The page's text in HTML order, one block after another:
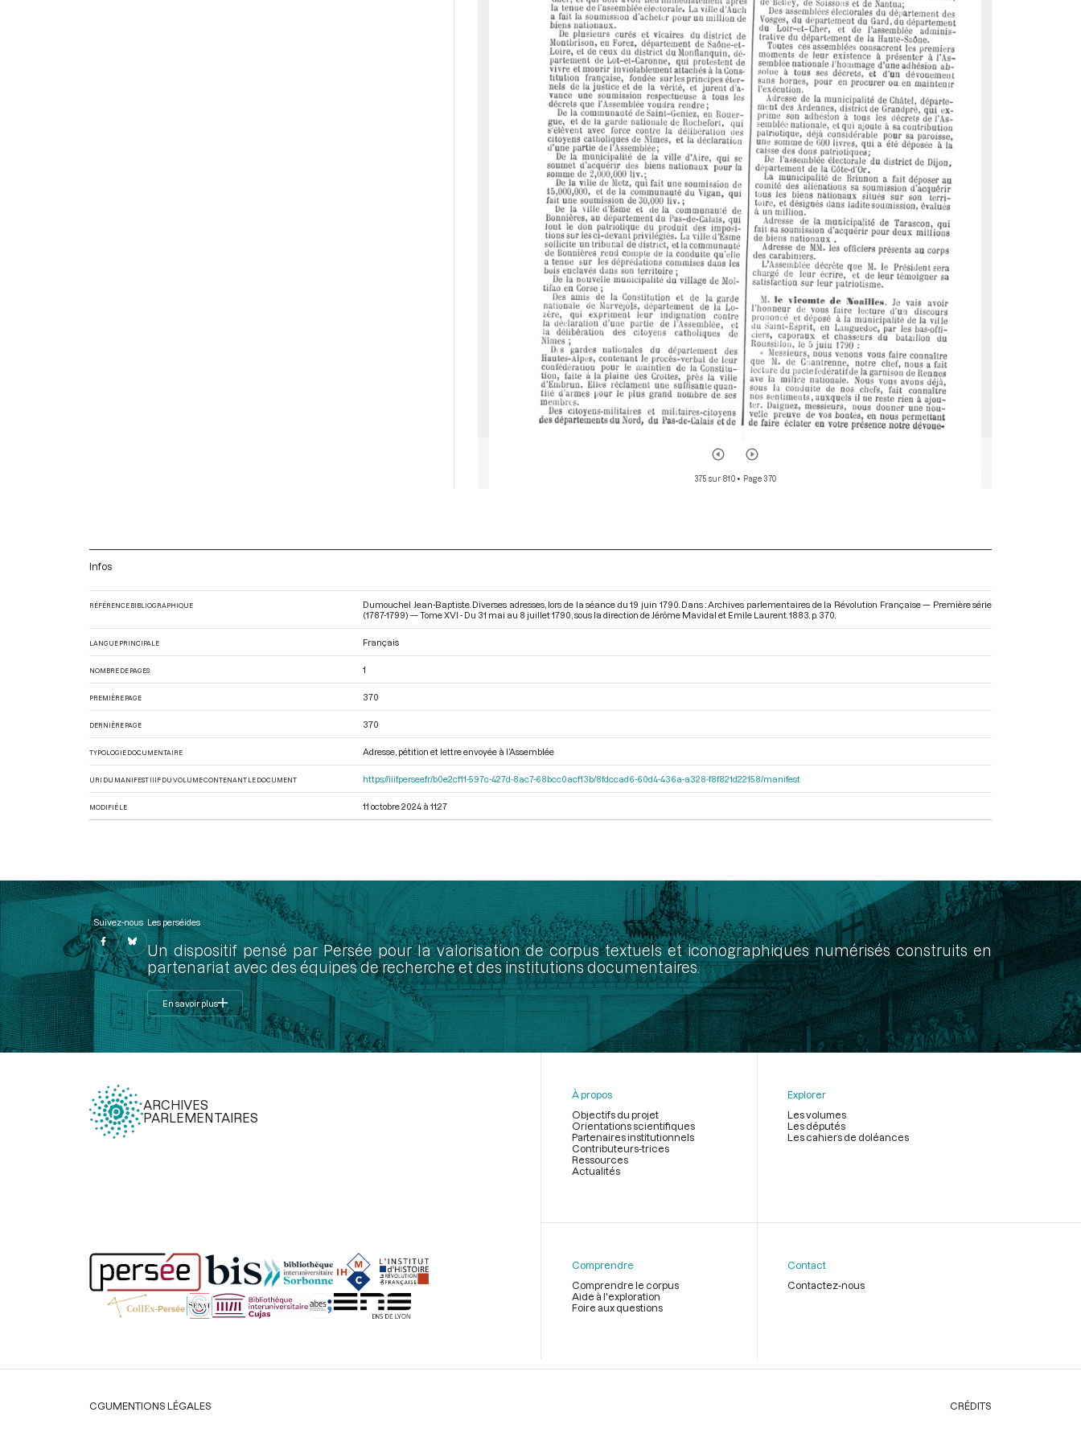
375 sur 810• Page 370
Infos
RÉFÉRENCE BIBLIOGRAPHIQUE
Dumouchel Jean-Baptiste. Diverses adresses, lors de la séance du 19 juin 1790. Dans : Archives parlementaires de la Révolution Française — Première série
(1787-1799) — Tome XVI - Du 31 mai au 8 juillet 1790 , sous la direction de Jérôme Mavidal et Emile Laurent. 1883. p. 370.
LANGUE PRINCIPALE Français
NOMBRE DE PAGES 1
PREMIÈRE PAGE 370
DERNIÈRE PAGE 370
TYPOLOGIE DOCUMENTAIRE Adresse, pétition et lettre envoyée à l’Assemblée
URI DU MANIFEST IIIF DU VOLUME CONTENANT LE DOCUMENT https://iiif.persee.fr/b0e2cf11-597c-427d-8ac7-68bcc0acf13b/8fdccad6-60d4-436a-a328-f8f821d22158/manifest
MODIFIÉ LE 11 octobre 2024 à 11:27
Suivez-nous Les perséides
Un dispositif pensé par Persée pour la valorisation de corpus textuels et iconographiques numérisés construits en
partenariat avec des équipes de recherche et des institutions documentaires.
En savoir plus
ARCHIVES
PARLEMENTAIRES
page
À propos
Objectifs du projet
Orientations scientifiques
Partenaires institutionnels
Contributeurs-trices
Ressources
Actualités
Explorer
Les volumes
Les députés
Les cahiers de doléances
Comprendre
Comprendre le corpus
Aide à l'exploration
Foire aux questions
Contact
Contactez-nous
Légal
CGUMENTIONS LÉGALES CRÉDITS